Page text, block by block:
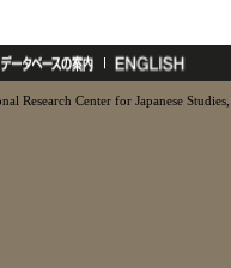
Research Center for Japanese